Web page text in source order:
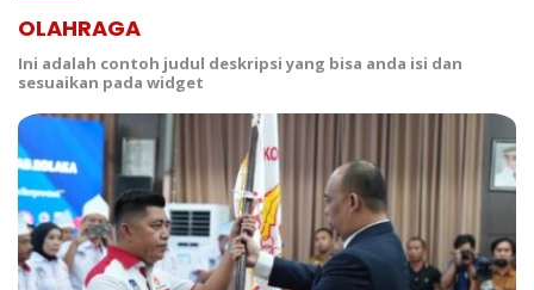
OLAHRAGA
Ini adalah contoh judul deskripsi yang bisa anda isi dan
sesuaikan pada widget